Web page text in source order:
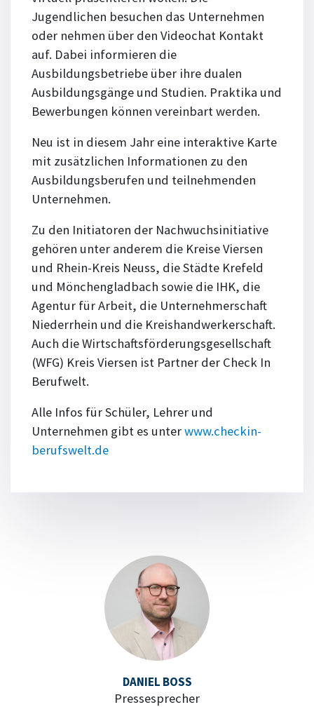
DANIEL BOSS
Pressesprecher
Jugendlichen besuchen das Unternehmen
oder nehmen über den Videochat Kontakt
auf. Dabei informieren die
Ausbildungsbetriebe über ihre dualen
Ausbildungsgänge und Studien. Praktika und
Bewerbungen können vereinbart werden.
Neu ist in diesem Jahr eine interaktive Karte
mit zusätzlichen Informationen zu den
Ausbildungsberufen und teilnehmenden
Unternehmen.
Zu den Initiatoren der Nachwuchsinitiative
gehören unter anderem die Kreise Viersen
und Rhein-Kreis Neuss, die Städte Krefeld
und Mönchengladbach sowie die IHK, die
Agentur für Arbeit, die Unternehmerschaft
Niederrhein und die Kreishandwerkerschaft.
Auch die Wirtschaftsförderungsgesellschaft
(WFG) Kreis Viersen ist Partner der Check In
Berufwelt.
Alle Infos für Schüler, Lehrer und
Unternehmen gibt es unterwww.checkin-
berufswelt.de